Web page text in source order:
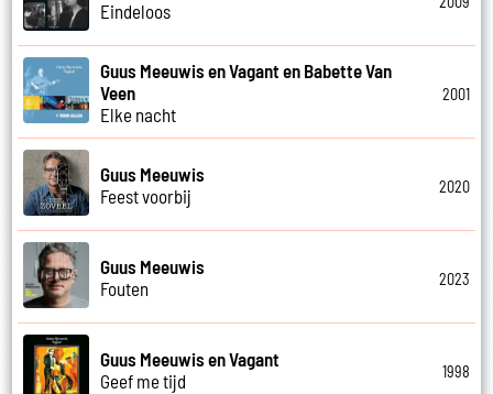
Eindeloos
Guus Meeuwis en Vagant en Babette Van
Veen
Elke nacht
2001
Guus Meeuwis
Feest voorbij
2020
Guus Meeuwis
Fouten
2023
Guus Meeuwis en Vagant
Geef me tijd
1998